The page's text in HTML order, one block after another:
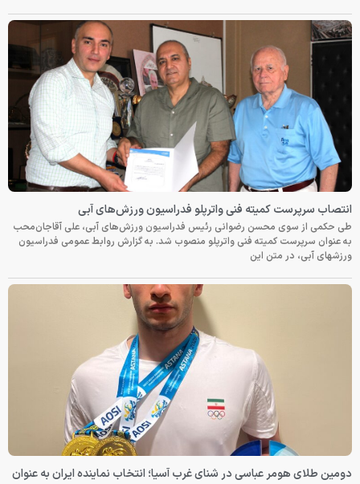
انتصاب سرپرست کمیته فنی واترپلو فدراسیون ورزش‌های آبی
طی حکمی از سوی محسن رضوانی رئیس فدراسیون ورزش‌های آبی، علی آقاجان‌محب
به عنوان سرپرست کمیته فنی واترپلو منصوب شد. به گزارش روابط عمومی فدراسیون
ورزشهای آبی، در متن این
دومین طلای هومر عباسی در شنای غرب آسیا؛ انتخاب نماینده ایران به عنوان